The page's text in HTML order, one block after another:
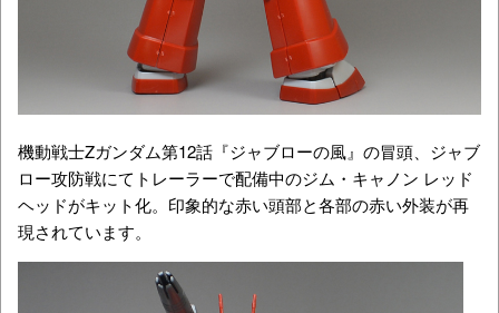
機動戦士Zガンダム第12話『ジャブローの風』の冒頭、ジャブ
ロー攻防戦にてトレーラーで配備中のジム・キャノン レッド
ヘッドがキット化。印象的な赤い頭部と各部の赤い外装が再
現されています。